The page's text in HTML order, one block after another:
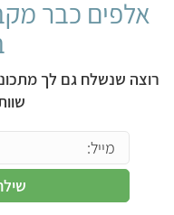
אלפים כבר
רוצה שנשלח גם לך